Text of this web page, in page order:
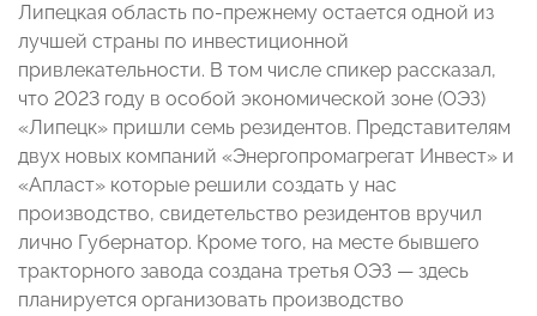
Липецкая область по-прежнему остается одной из
лучшей страны по инвестиционной
привлекательности. В том числе спикер рассказал,
что 2023 году в особой экономической зоне (ОЭЗ)
«Липецк» пришли семь резидентов. Представителям
двух новых компаний «Энергопромагрегат Инвест» и
«Апласт» которые решили создать у нас
производство, свидетельство резидентов вручил
лично Губернатор. Кроме того, на месте бывшего
тракторного завода создана третья ОЭЗ — здесь
планируется организовать производство